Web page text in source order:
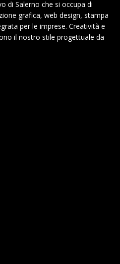
di Salerno che si occupa di
grafica, web design, stampa
per le imprese. Creatività e
il nostro stile progettuale da